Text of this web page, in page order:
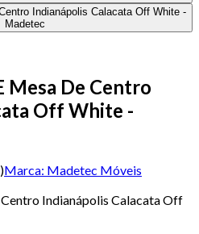
Mesa De Centro
Off White -
)Marca: Madetec Móveis
Indianápolis Calacata Off